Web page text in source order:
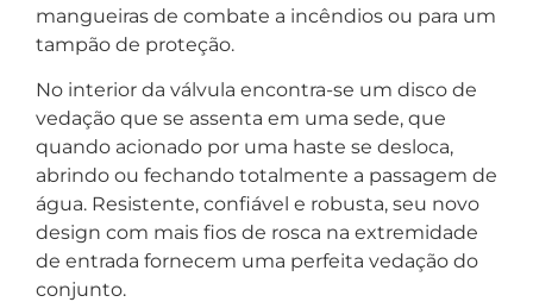
mangueiras de combate a incêndios ou para um
tampão de proteção.
No interior da válvula encontra-se um disco de
vedação que se assenta em uma sede, que
quando acionado por uma haste se desloca,
abrindo ou fechando totalmente a passagem de
água. Resistente, confiável e robusta, seu novo
design com mais fios de rosca na extremidade
de entrada fornecem uma perfeita vedação do
conjunto.